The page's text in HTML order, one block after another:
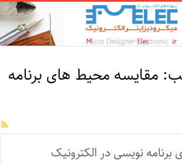
مقایسه محیط های برنامه
برنامه نویسی در الکترونیک